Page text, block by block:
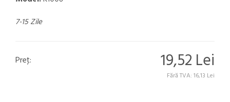
7-15 Zile
Preţ: 19,52 Lei
Fără TVA: 16,13 Lei